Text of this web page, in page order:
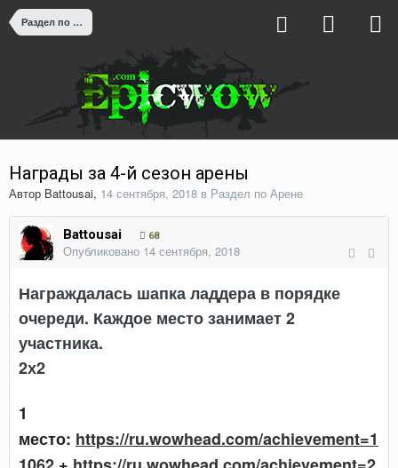
Раздел по Арене
Награды за 4-й сезон арены
Автор Battousai, 14 сентября, 2018 в Раздел по Арене
Battousai 68
Опубликовано 14 сентября, 2018
Награждалась шапка ладдера в порядке
очереди. Каждое место занимает 2
участника.
2х2
1
место: https://ru.wowhead.com/achievement=1